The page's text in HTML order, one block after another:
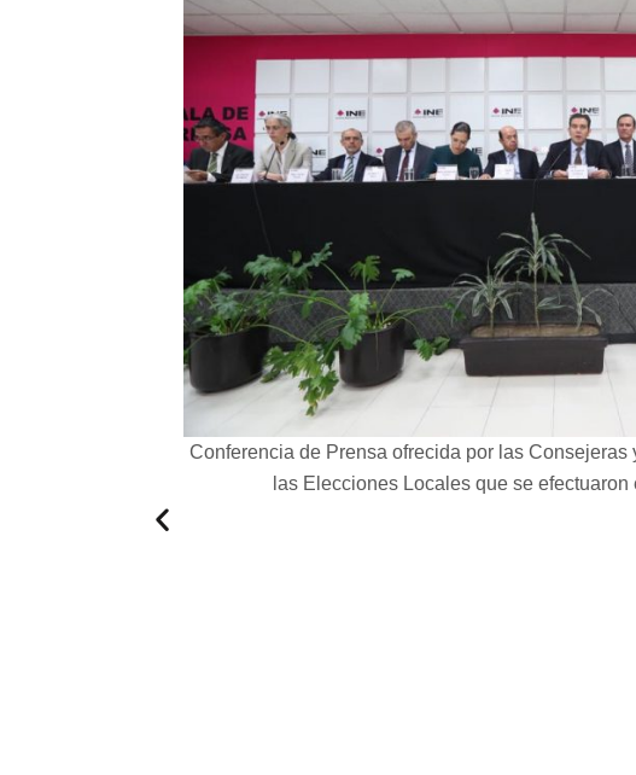
Conferencia de Prensa ofrecida por las
las Elecciones Locales que se